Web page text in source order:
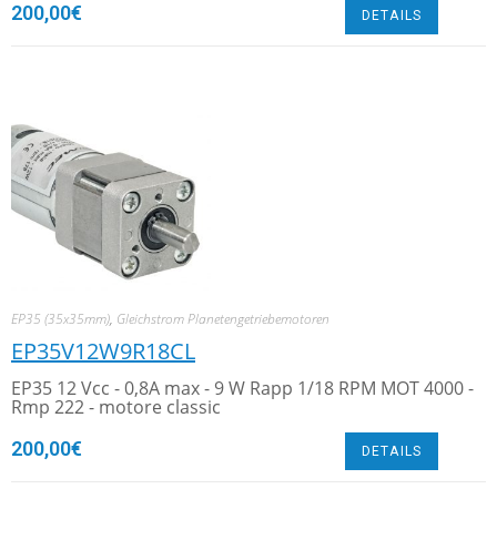
200,00€ DETAILS
EP35 (35x35mm), Gleichstrom Planetengetriebemotoren
EP35V12W9R18CL
EP35 12 Vcc - 0,8A max - 9 W Rapp 1/18 RPM MOT 4000 -
Rmp 222 - motore classic
200,00€ DETAILS